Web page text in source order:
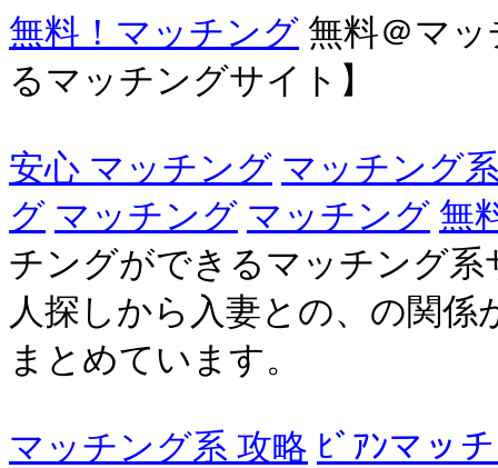
無料！マッチング 無料＠マ
るマッチングサイト】
安心 マッチング マッチング
グ マッチング マッチング 無
チングができるマッチング
人探しから入妻との、の関
まとめています。
マッチング系 攻略 ﾋﾞｱﾝマッ